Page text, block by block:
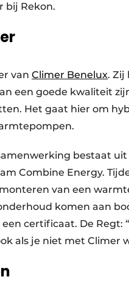
bij Rekon.
van Climer Benelux. Zij
een goede kwaliteit
Het gaat hier om
bestaat
Combine Energy.
van een
komen aan
certificaat. De Regt:
als je niet met Climer